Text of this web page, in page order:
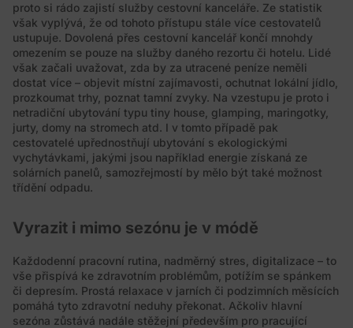
proto si rádo zajistí služby cestovní kanceláře. Ze statistik
však vyplývá, že od tohoto přístupu stále více cestovatelů
ustupuje. Dovolená přes cestovní kancelář končí mnohdy
omezením se pouze na služby daného rezortu či hotelu. Lidé
však začali uvažovat, zda by za utracené peníze neměli
dostat více – objevit místní zajímavosti, ochutnat lokální jídlo,
prozkoumat trhy, poznat tamní zvyky. Na vzestupu je proto i
netradiční ubytování typu tiny house, glamping, maringotky,
jurty, domy na stromech atd. I v tomto případě pak
cestovatelé upřednostňují ubytování s ekologickými
vychytávkami, jakými jsou například energie získaná ze
solárních panelů, samozřejmostí by mělo být také možnost
třídění odpadu.
Vyrazit i mimo sezónu je v módě
Každodenní pracovní rutina, nadměrný stres, digitalizace – to
vše přispívá ke zdravotním problémům, potížím se spánkem
či depresím. Prostá relaxace v jarních či podzimních měsících
pomáhá tyto zdravotní neduhy překonat. Ačkoliv hlavní
sezóna zůstává nadále stěžejní především pro pracující